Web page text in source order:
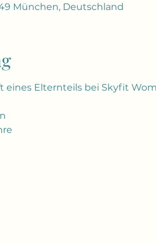
München, Deutschland
eines Elternteils bei Skyfit